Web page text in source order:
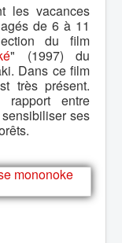
les vacances
de 6 à 11
du film
" (1997) du
Dans ce film
très présent.
rapport entre
ses